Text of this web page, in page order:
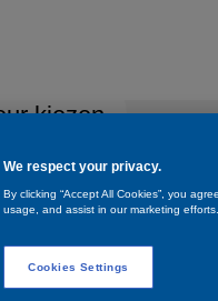
kiezen
Shady Yellow B50
We respect your privacy.
By clicking “Accept All Cookies”, you
usage, and assist in our marketing efforts.
Cookies Settings